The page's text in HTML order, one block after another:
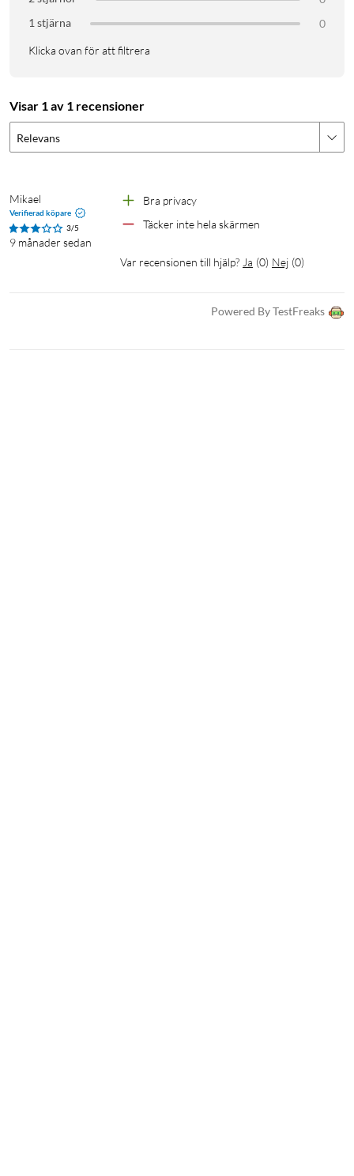
1 stjärna
0
Klicka ovan för att filtrera
Visar 1 av 1 recensioner
Relevans
Mikael
Verifierad köpare
3/5
9 månader sedan
Bra privacy
Täcker inte hela skärmen
Var recensionen till hjälp? Ja (0) Nej (0)
Powered By TestFreaks